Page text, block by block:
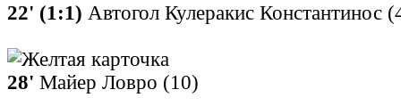
22' (1:1) Автогол Кулеракис Константинос
28' Майер Ловро (10)